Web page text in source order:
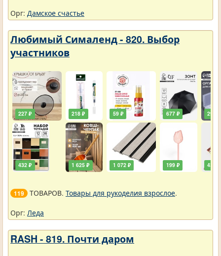
Орг: Дамское счастье
Любимый Сималенд - 820. Выбор
участников
227 ₽
432 ₽
218 ₽
1 625 ₽
59 ₽
1 072 ₽
677 ₽
199 ₽
290 ₽
432 ₽
119 ТОВАРОВ. Товары для рукоделия взрослое.
Орг: Леда
RASH - 819. Почти даром